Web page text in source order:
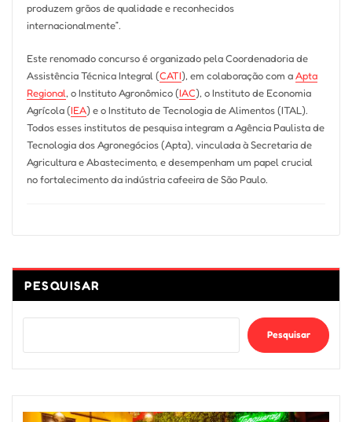
produzem grãos de qualidade e reconhecidos
internacionalmente”.
Este renomado concurso é organizado pela Coordenadoria de
Assistência Técnica Integral (CATI), em colaboração com aApta
Regional, o Instituto Agronômico (IAC), o Instituto de Economia
Agrícola (IEA) e o Instituto de Tecnologia de Alimentos (ITAL).
Todos esses institutos de pesquisa integram a Agência Paulista de
Tecnologia dos Agronegócios (Apta), vinculada à Secretaria de
Agricultura e Abastecimento, e desempenham um papel crucial
no fortalecimento da indústria cafeeira de São Paulo.
PESQUISAR
Pesquisar